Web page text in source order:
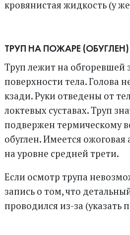
кровянистая жидкость (у
ТРУП НА ПОЖАРЕ (ОБУГЛЕН)
Труп лежит на обгоревшей
поверхности тела. Голова
кзади. Руки отведены от
локтевых суставах. Труп
подвержен термическому
обуглен. Имеется
на уровне средней трети.
Если осмотр трупа
запись о том, что
проводился из-за (указать